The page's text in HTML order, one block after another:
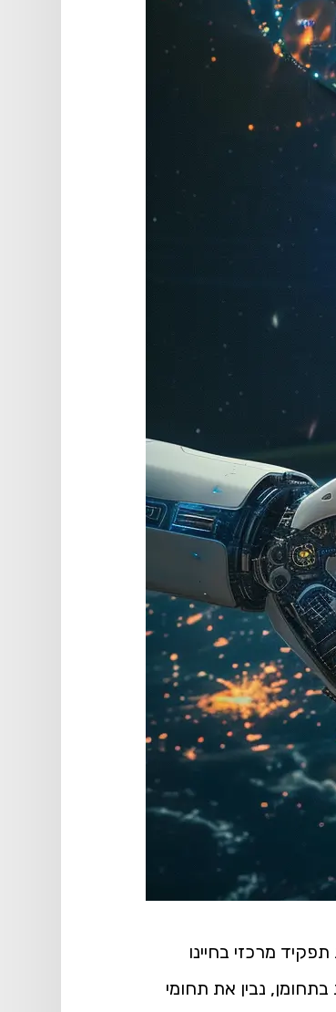
מרכזי בחיינו
נבין את תחומי